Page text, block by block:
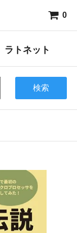
0
トネット
検索